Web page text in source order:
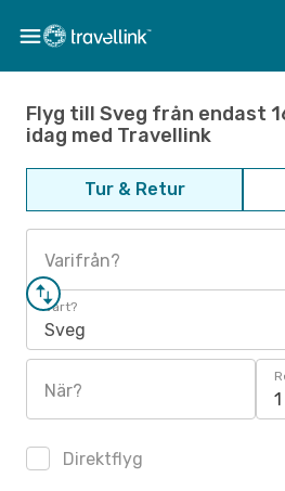
Flyg till Sveg från endast
idag med Travellink
Tur & Retur
Varifrån?
Vart?
Sveg
När?
Direktflyg